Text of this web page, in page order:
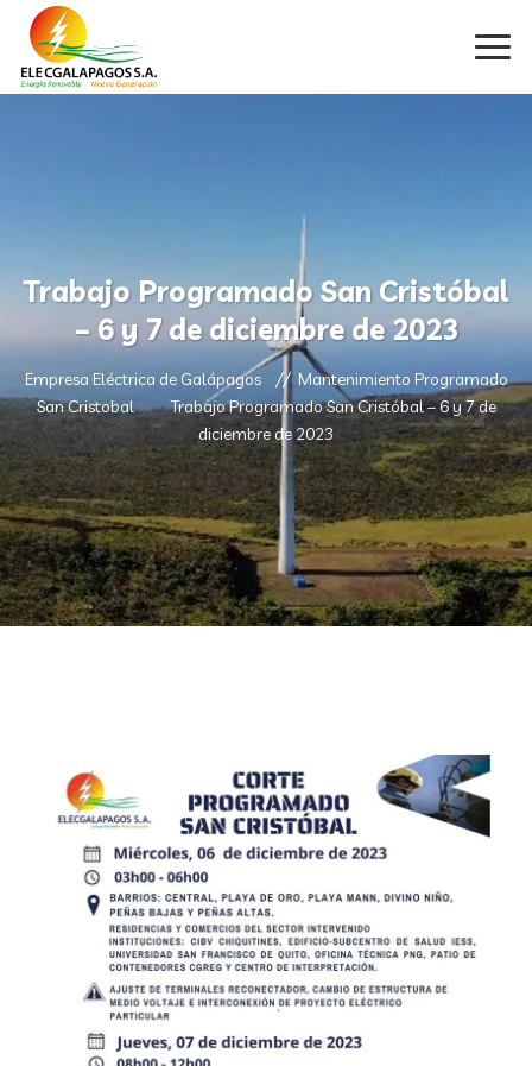
Trabajo Programado San Cristóbal
– 6 y 7 de diciembre de 2023
Empresa Eléctrica de Galápagos
Mantenimiento Programado
San Cristobal
Trabajo Programado San Cristóbal – 6 y 7 de
diciembre de 2023